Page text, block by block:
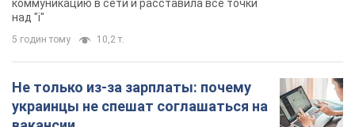
коммуникацию в сети и расставила все точки
над "i"
5 годин тому 10,2 т.
Не только из-за зарплаты: почему
украинцы не спешат соглашаться на